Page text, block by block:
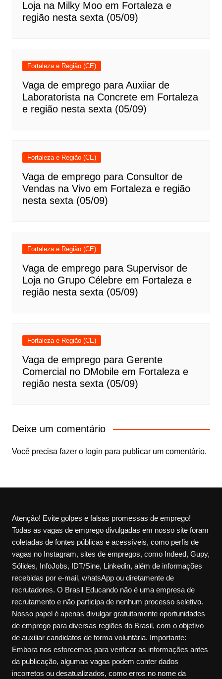
Loja na Milky Moo em Fortaleza e
região nesta sexta (05/09)
Fortaleza e Região (CE)
Vaga de emprego para Auxiiar de
Laboratorista na Concrete em Fortaleza
e região nesta sexta (05/09)
Fortaleza e Região (CE)
Vaga de emprego para Consultor de
Vendas na Vivo em Fortaleza e região
nesta sexta (05/09)
Fortaleza e Região (CE)
Vaga de emprego para Supervisor de
Loja no Grupo Célebre em Fortaleza e
região nesta sexta (05/09)
Fortaleza e Região (CE)
Vaga de emprego para Gerente
Comercial no DMobile em Fortaleza e
região nesta sexta (05/09)
Deixe um comentário
Você precisa fazer o login para publicar um comentário.
Atenção! Evite golpes e falsas promessas de emprego!
Todas as vagas de emprego divulgadas em nosso site foram
coletadas de fontes públicas e acessíveis, como perfis de
vagas no Instagram, sites de empregos, como Indeed, Gupy,
Sólides, InfoJobs, IDT/Sine, Linkedin, além de informações
recebidas por e-mail, whatsApp ou diretamente de
recrutadores. O Brasil Educando não é uma empresa de
recrutamento e não participa de nenhum processo seletivo.
Nosso papel é apenas divulgar gratuitamente oportunidades
de emprego para diversas regiões do Brasil, com o objetivo
de auxiliar candidatos de forma voluntária. Importante:
Embora nos esforcemos para verificar as informações antes
da publicação, algumas vagas podem conter dados
incorretos ou desatualizados, como erros no nome da